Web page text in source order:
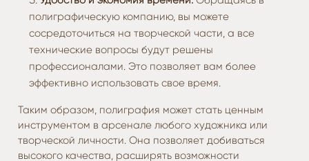
полиграфическую компанию, вы можете
сосредоточиться на творческой части, а все
технические вопросы будут решены
профессионалами. Это позволяет вам более
эффективно использовать свое время.
Таким образом, полиграфия может стать ценным
инструментом в арсенале любого художника или
творческой личности. Она позволяет добиваться
высокого качества, расширять возможности